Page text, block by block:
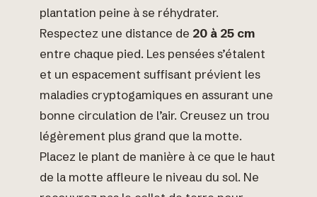
plantation peine à se réhydrater.
Respectez une distance de 20 à 25 cm
entre chaque pied. Les pensées s’étalent
et un espacement suffisant prévient les
maladies cryptogamiques en assurant une
bonne circulation de l’air. Creusez un trou
légèrement plus grand que la motte.
Placez le plant de manière à ce que le haut
de la motte affleure le niveau du sol. Ne